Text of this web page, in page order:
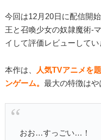
今回は12月20日に配信開
王と召喚少女の奴隷魔術-
イして評価レビューしてい
本作は、
人気TVアニメを
ンゲーム。 最大の特徴はや
おお…すっごい…！